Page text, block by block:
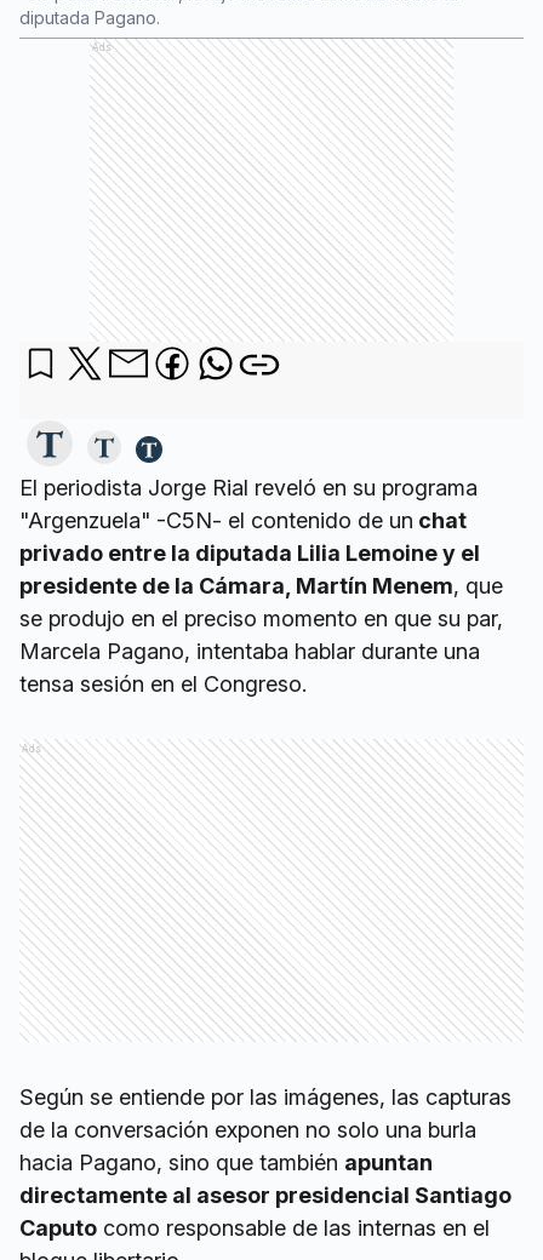
diputada Pagano.
Ads
El periodista Jorge Rial reveló en su programa
"Argenzuela" -C5N- el contenido de un chat
privado entre la diputada Lilia Lemoine y el
presidente de la Cámara, Martín Menem, que
se produjo en el preciso momento en que su par,
Marcela Pagano, intentaba hablar durante una
tensa sesión en el Congreso.
Ads
Según se entiende por las imágenes, las capturas
de la conversación exponen no solo una burla
hacia Pagano, sino que también apuntan
directamente al asesor presidencial Santiago
Caputo como responsable de las internas en el